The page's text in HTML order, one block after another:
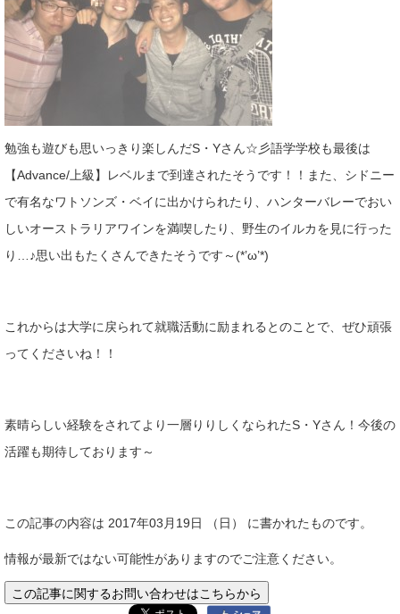
勉強も遊びも思いっきり楽しんだS・Yさん☆彡語学学校も最後は
【Advance/上級】レベルまで到達されたそうです！！また、シドニー
で有名なワトソンズ・ベイに出かけられたり、ハンターバレーでおい
しいオーストラリアワインを満喫したり、野生のイルカを見に行った
り…♪思い出もたくさんできたそうです～(*’ω’*)
これからは大学に戻られて就職活動に励まれるとのことで、ぜひ頑張
ってくださいね！！
素晴らしい経験をされてより一層りりしくなられたS・Yさん！今後の
活躍も期待しております～
この記事の内容は 2017年03月19日 （日） に書かれたものです。
情報が最新ではない可能性がありますのでご注意ください。
この記事に関するお問い合わせはこちらから